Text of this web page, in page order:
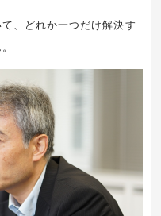
、どれか一つだけ解決す